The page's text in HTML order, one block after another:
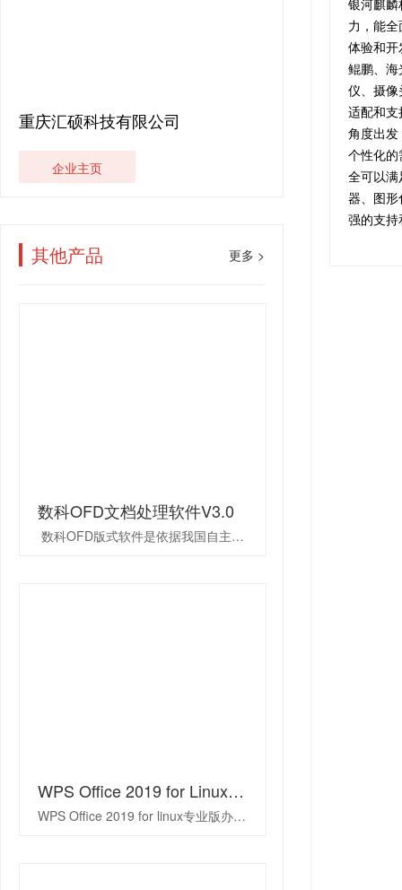
重庆汇硕科技有限公司
企业主页
其他产品 更多 >
数科OFD文档处理软件V3.0
数科OFD版式软件是依据我国自主版式OFD标准（GB/T 33190-2016）和电子公文应用领域相关标准规范开发的用于阅读和操作OFD/PDF版式文件的产品，提供打开、保存、另存、打印、编辑、图文批注、水印、掩膜、电子签章、手写签批、加密封装等功能。系统是国内首款通过OFD标准符合性测试和实现信创环境迁移的OFD版式技术产品，具有跨平台、高效率、定制性强、安全性高等特点。系统支持插件形式集成到网页（B/S）以及窗体程序（C/S）应用系统中，支持Firefox、Chrome、奇安信、360等多种浏览器，支持符合标准的签章厂商的定制开发和产品功能二次开发。
WPS Office 2019 for Linux专业版办公软件V11
WPS Office 2019 for linux专业版办公软件 V11是一款兼容、开放、高效、安全并极具中文本土化优势的办公软件，支持国内外主流CPU（龙芯、飞腾、兆芯、申威、鲲鹏、海光等）、操作系统（中标麒麟、银河麒麟、中科方德、深度、统信等）。运行快、性能可靠、功能稳定。实现了办公软件最常用的文字、表格、演示等多种功能。其强大的图文混排功能、优化的计算引擎和强大的数据处理功能、专业的动画效果设置、PDF、OFD格式输出功能、内置GB/T 9704电子公文模板等，符合安全可靠的中文办公要求
银河麒
力，能
体验和
鲲鹏、
仪、摄
适配和
角度出
个性化
全可以
器、图
强的支